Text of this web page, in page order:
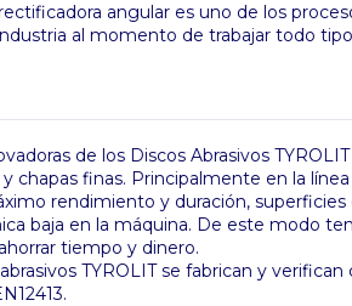
angular es uno de los
al momento de trabajar todo
de los Discos Abrasivos
chapas finas. Principalmente en la línea
rendimiento y duración,
baja en la máquina. De este modo
tiempo y dinero.
TYROLIT se fabrican y